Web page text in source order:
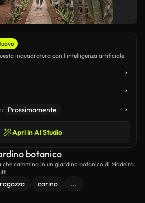
inquadratura con l’intelligenza artificiale
Prossimamente
Apri in AI Studio
botanico
che cammina in un giardino botanico di Madeira.
ragazza carino ...